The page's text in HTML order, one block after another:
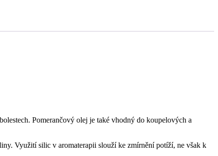
Pomerančový olej je také vhodný do koupelových a
Využití silic v aromaterapii slouží ke zmírnění potíží, ne však k